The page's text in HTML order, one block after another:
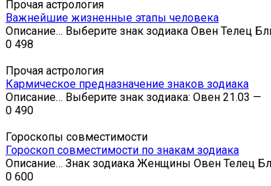
Прочая астрология
Важнейшие жизненные этапы человека
Описание… Выберите знак зодиака Овен Телец
0 498
Прочая астрология
Кармическое предназначение знаков зодиака
Описание… Выберите знак зодиака: Овен 21.03 —
0 490
Гороскопы совместимости
Гороскоп совместимости по знакам зодиака
Описание… Знак зодиака Женщины Овен Телец
0 600